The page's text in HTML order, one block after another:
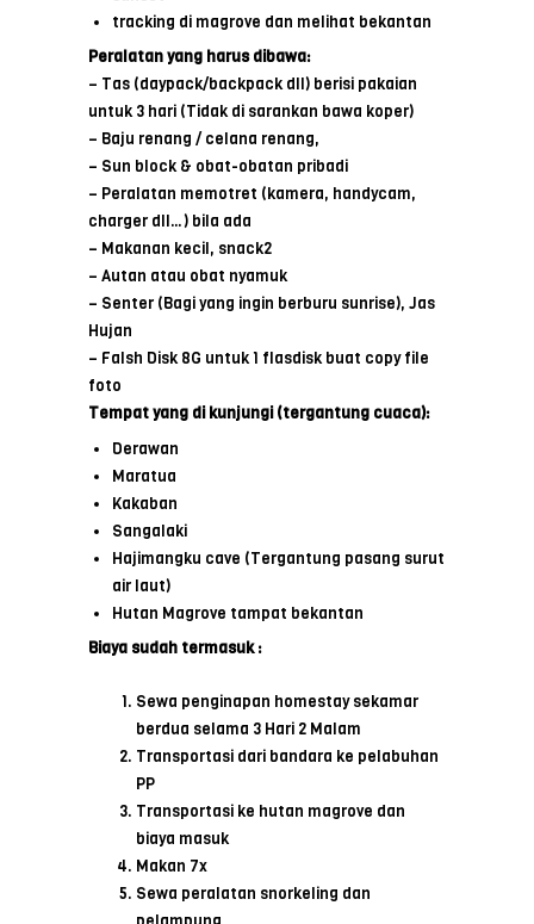
tracking di magrove dan melihat bekantan
Peralatan yang harus dibawa:
– Tas (daypack/backpack dll) berisi pakaian
untuk 3 hari (Tidak di sarankan bawa koper)
– Baju renang / celana renang,
– Sun block & obat-obatan pribadi
– Peralatan memotret (kamera, handycam,
charger dll…) bila ada
– Makanan kecil, snack2
– Autan atau obat nyamuk
– Senter (Bagi yang ingin berburu sunrise), Jas
Hujan
– Falsh Disk 8G untuk 1 flasdisk buat copy file
foto
Tempat yang di kunjungi (tergantung cuaca):
Derawan
Maratua
Kakaban
Sangalaki
Hajimangku cave (Tergantung pasang surut
air laut)
Hutan Magrove tampat bekantan
Biaya sudah termasuk :
Sewa penginapan homestay sekamar
berdua selama 3 Hari 2 Malam
Transportasi dari bandara ke pelabuhan
PP
Transportasi ke hutan magrove dan
biaya masuk
Makan 7x
Sewa peralatan snorkeling dan